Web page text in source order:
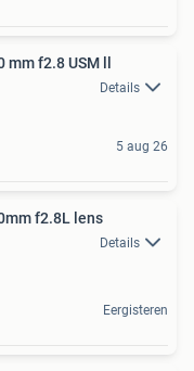
mm f2.8 USM ll
Details
5 aug 26
f2.8L lens
Details
Eergisteren